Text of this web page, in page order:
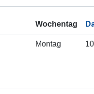
Wochentag
Montag